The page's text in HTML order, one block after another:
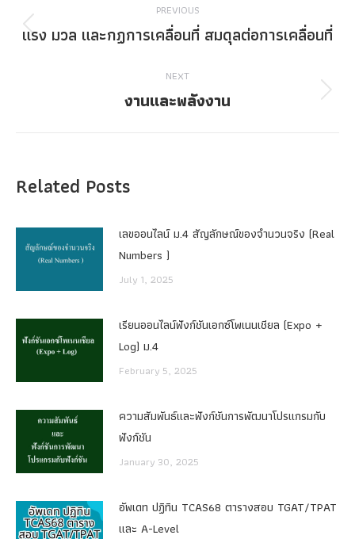
navigation
PREVIOUS
Previous
แรง มวล และกฏการเคลื่อนที่ สมดุลต่อการเคลื่อนที่
NEXT
Next
งานและพลังงาน
Related Posts
เลขออนไลน์ ม.4 สัญลักษณ์ของจำนวนจริง (Real
Numbers )
July 1, 2025
เรียนออนไลน์ฟังก์ชันเอกซ์โพเนนเชียล (Expo +
Log) ม.4
February 5, 2025
ความสัมพันธ์และฟังก์ชันการพัฒนาโปรแกรมกับ
ฟังก์ชัน
January 30, 2025
อัพเดท ปฏิทิน TCAS68 ตารางสอบ TGAT/TPAT
และ A-Level